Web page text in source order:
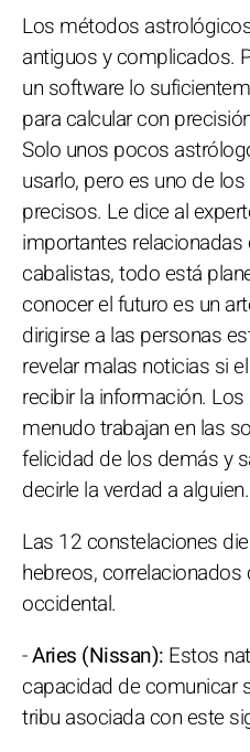
Los métodos
antiguos y complicados.
un software lo
para calcular con
Solo unos pocos
usarlo, pero es uno de
precisos. Le dice al
importantes
cabalistas, todo está
conocer el futuro es un
dirigirse a las personas
revelar malas noticias si
recibir la información.
menudo trabajan en las
felicidad de los demás y
decirle la verdad a alguien.
Las 12 constelaciones
hebreos,
occidental.
-Aries (Nissan): Estos
capacidad de comunicar
tribu asociada con este